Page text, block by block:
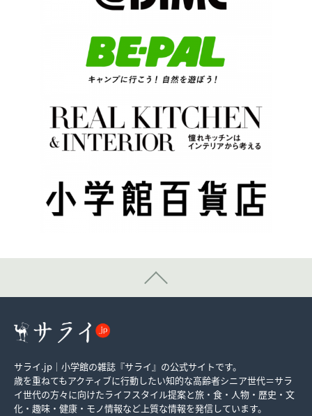
サライ.jp｜小学館の雑誌『サライ』の公式サイトです。
歳を重ねてもアクティブに行動したい知的な高齢者シニア世代＝サラ
イ世代の方々に向けたライフスタイル提案と旅・食・人物・歴史・文
化・趣味・健康・モノ情報など上質な情報を発信しています。